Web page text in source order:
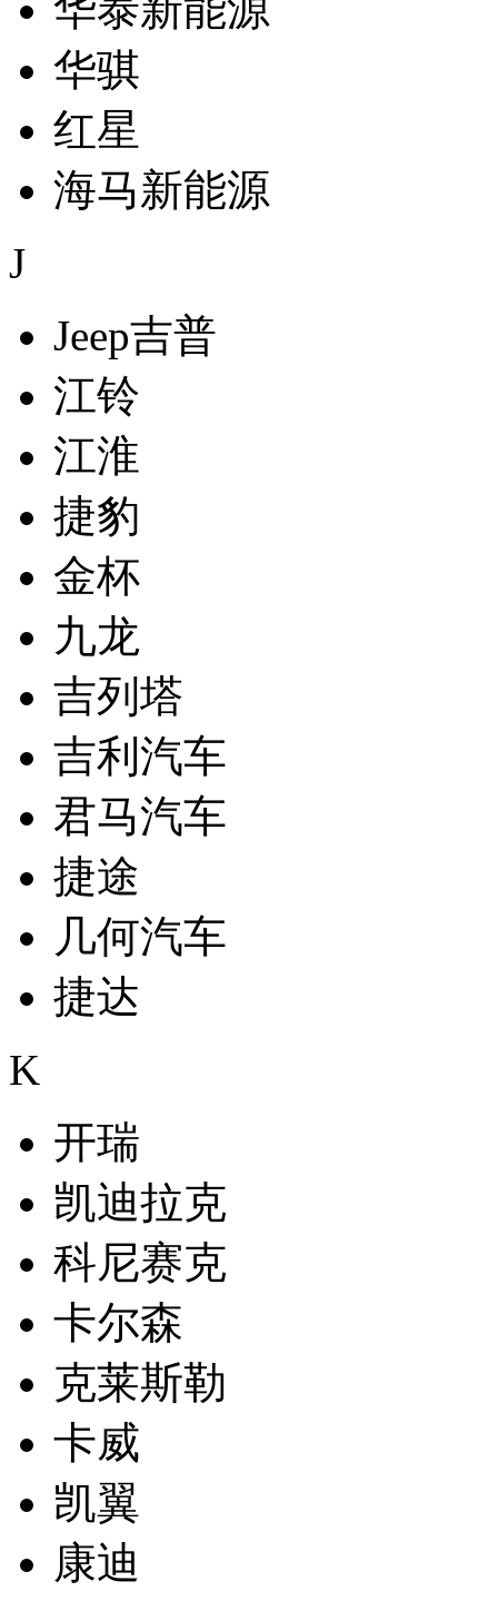
华骐
红星
海马新能源
J
Jeep吉普
江铃
江淮
捷豹
金杯
九龙
吉列塔
吉利汽车
君马汽车
捷途
几何汽车
捷达
K
开瑞
凯迪拉克
科尼赛克
卡尔森
克莱斯勒
卡威
凯翼
康迪